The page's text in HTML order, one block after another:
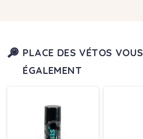
PLACE DES VÉTOS
ÉGALEMENT